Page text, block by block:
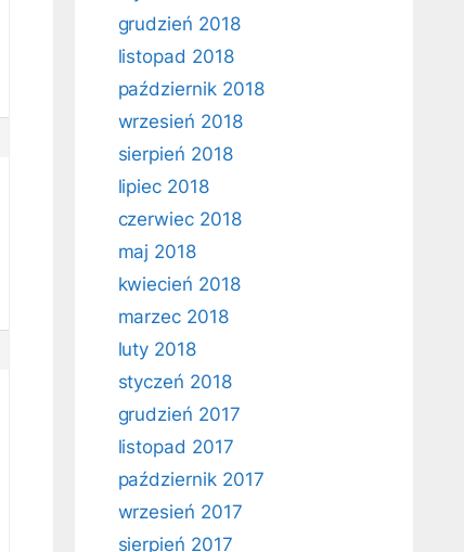
grudzień 2018
listopad 2018
październik 2018
wrzesień 2018
sierpień 2018
lipiec 2018
czerwiec 2018
maj 2018
kwiecień 2018
marzec 2018
luty 2018
styczeń 2018
grudzień 2017
listopad 2017
październik 2017
wrzesień 2017
sierpień 2017